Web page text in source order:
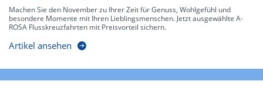
Machen Sie den November zu Ihrer Zeit für Genuss, Wohlgefühl und
besondere Momente mit Ihren Lieblingsmenschen. Jetzt ausgewählte A-
ROSA Flusskreuzfahrten mit Preisvorteil sichern.
Artikel ansehen